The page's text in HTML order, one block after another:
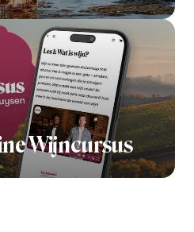
Wijncursus